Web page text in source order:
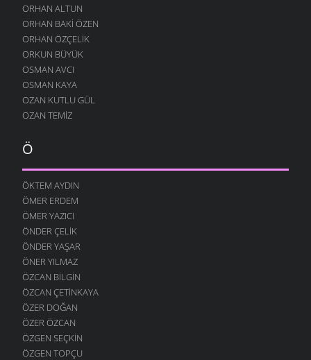
ORHAN ALTUN
ORHAN BAKI ÖZEN
ORHAN ÖZÇELIK
ORKUN BÜYÜK
OSMAN AVCI
OSMAN KAYA
OZAN KUTLU GÜL
OZAN TEMIZ
Ö
ÖKTEM AYDIN
ÖMER ERDEM
ÖMER YAZICI
ÖNDER ÇELIK
ÖNDER YAŞAR
ÖNER YILMAZ
ÖZCAN BILGIN
ÖZCAN ÇETINKAYA
ÖZER DOĞAN
ÖZER ÖZCAN
ÖZGEN SEÇKIN
ÖZGEN TOPÇU